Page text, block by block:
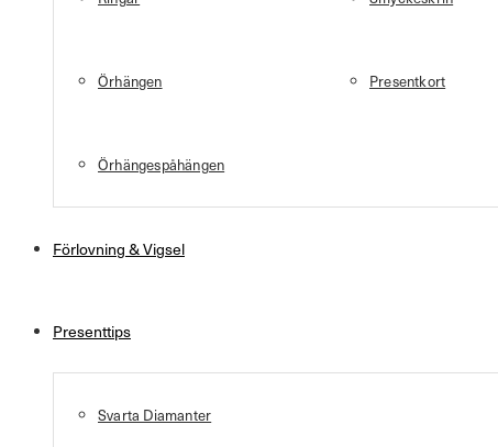
Örhängen
Örhängespåhängen
Presentkort
Förlovning & Vigsel
Presenttips
Svarta Diamanter